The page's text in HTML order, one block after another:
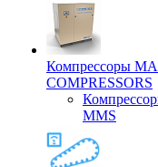
Компрессоры
COMPRESSORS
MMS